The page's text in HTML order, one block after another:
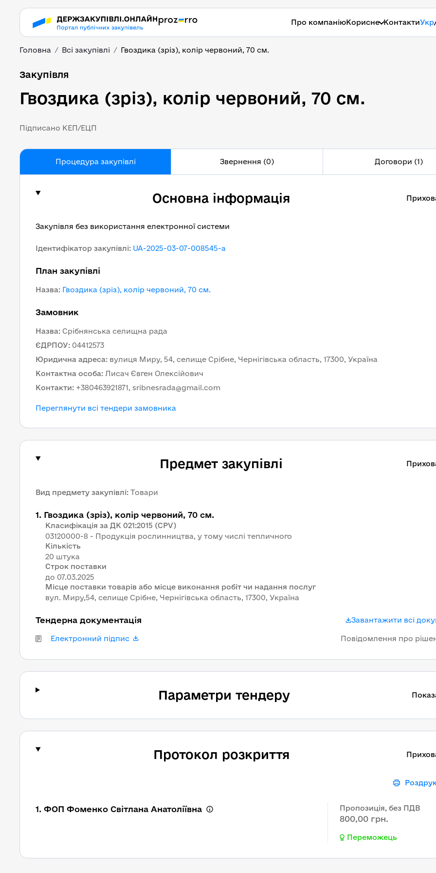
Про компаніюКорисне КонтактиУкр
Головна Всі закупівлі Гвоздика (зріз), колір червоний, 70 см.
Гвоздика (зріз), колір червоний, 70 см.
Закупівля
Гвоздика (зріз), колір червоний, 70 см.
Підписано КЕП/ЕЦП
Процедура закупівлі Звернення (0) Договори (1)
Основна інформація
Закупівля без використання електронної системи
Ідентифікатор закупівлі: UA-2025-03-07-008545-a
План закупівлі
Назва: Гвоздика (зріз), колір червоний, 70 см.
Замовник
Назва: Cрібнянська селищна рада
ЄДРПОУ: 04412573
Юридична адреса: вулиця Миру, 54, селище Срібне, Чернігівська область, 17300, Україна
Контактна особа: Лисач Євген Олексійович
Контакти: +380463921871, sribnesrada@gmail.com
Переглянути всі тендери замовника
Предмет закупівлі
Вид предмету закупівлі: Товари
1. Гвоздика (зріз), колір червоний, 70 см.
Класифікація за ДК 021:2015 (CPV)
03120000-8 - Продукція рослинництва, у тому числі тепличного
Кількість
20 штука
Строк поставки
Місце поставки товарів або місце виконання робіт чи надання послуг
вул. Миру,54, селище Срібне, Чернігівська область, 17300, Україна
Тендерна документація Завантажити всі
Електронний підпис Повідомлення про
Параметри тендеру
Протокол розкриття
1. ФОП Фоменко Світлана Анатоліївна Пропозиція, без ПДВ
800,00 грн.
Переможець